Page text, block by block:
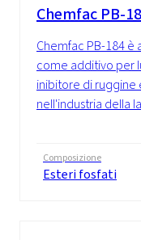
Chemfac PB-
Chemfac PB-184
come additivo per
inibitore di ruggine
nell'industria della
Composizione
Esteri fosfati